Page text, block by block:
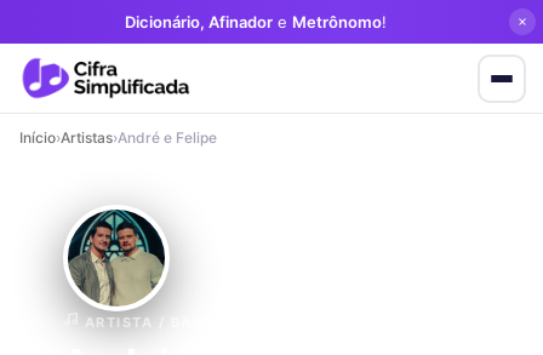
Dicionário, Afinador e Metrônomo!
Início›Artistas›André e Felipe
ARTISTA / BANDA